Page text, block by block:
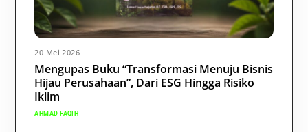
20 Mei 2026
Mengupas Buku “Transformasi Menuju Bisnis
Hijau Perusahaan”, Dari ESG Hingga Risiko
Iklim
AHMAD FAQIH